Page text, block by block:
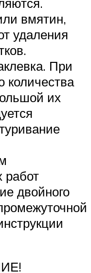
вмятин,
удаления
При
количества
их
работ
двойного